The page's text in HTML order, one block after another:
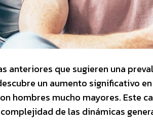
anteriores que sugieren una
un aumento significativo
hombres mucho mayores. Este
de las dinámicas